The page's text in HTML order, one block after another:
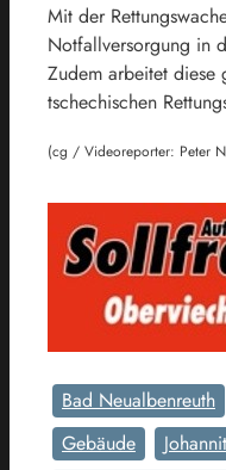
Mit der
Notfallversorgung in
Zudem arbeitet diese
tschechischen
(cg / Videoreporter: Peter
Bad Neualbenreuth
Gebäude